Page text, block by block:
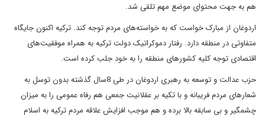
هم به جهت محتوای موضع مهم تلقی شد.
اردوغان از مبارک خواست که به خواسته‌های مردم توجه کند. ترکیه اکنون جایگاه
متفاوتی در منطقه دارد. رفتار دموکراتیک دولت ترکیه به همراه موفقیت‌های
اقتصادی توجه کلیه کشورهای منطقه را به خود جلب کرده است.
حزب عدالت و توسعه به رهبری اردوغان در طی 8سال گذشته بدون توسل به
شعارهای مردم فریبانه و با تکیه بر عقلانیت جمعی هم رفاه عمومی‌ را به میزان
چشمگیر و بی سابقه بالا برده و هم موجب افزایش علاقه مردم ترکیه به اسلام